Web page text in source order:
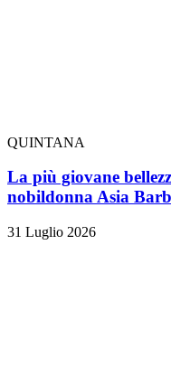
QUINTANA
La più giovane
nobildonna Asia
31 Luglio 2026